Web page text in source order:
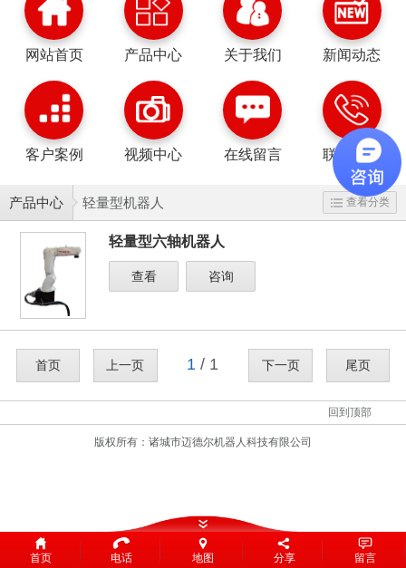
网站首页 产品中心 关于我们 新闻动态
客户案例 视频中心 在线留言 联系我们
产品中心 轻量型机器人 查看分类
轻量型六轴机器人
查看 咨询
首页 上一页 1 / 1 下一页 尾页
回到顶部
版权所有： 诸城市迈德尔机器人科技有限公司
首页 电话 地图 分享 留言